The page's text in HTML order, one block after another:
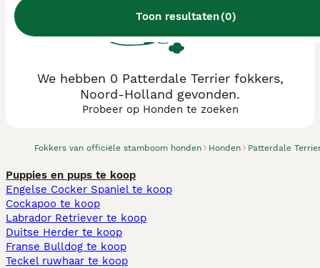
Toon resultaten(0)
Fokkers van officiële stamboom honden Honden Patterdale
We hebben 0 Patterdale Terrier fokkers,
Noord-Holland gevonden.
Probeer op Honden te zoeken
Puppies en pups te koop
Engelse Cocker Spaniel te koop
Cockapoo te koop
Labrador Retriever te koop
Duitse Herder te koop
Franse Bulldog te koop
Teckel ruwhaar te koop